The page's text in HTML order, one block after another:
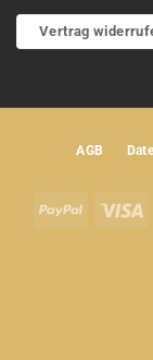
Vertrag
AGB
PayPal